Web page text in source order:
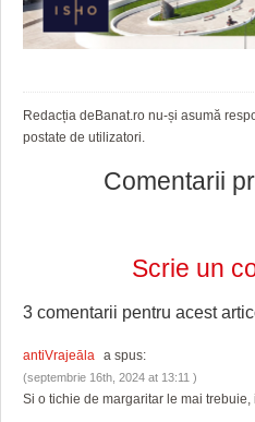
Redacția deBanat.ro nu-și asumă
postate de utilizatori.
Comentarii
Scrie un
3 comentarii pentru acest
antiVrajeāla a spus:
(septembrie 16th, 2024 at 13:11 )
Si o tichie de margaritar le mai trebuie,